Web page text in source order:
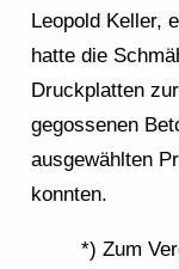
Leopold Keller,
hatte die
Druckplatten
gegossenen
ausgewählten
konnten.
*) Zum